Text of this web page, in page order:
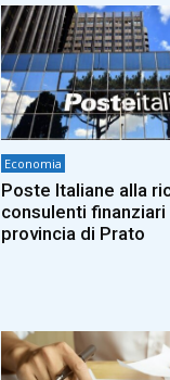
Economia
Poste Italiane alla
consulenti finanziari
provincia di Prato